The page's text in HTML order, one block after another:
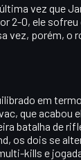
vez que
2-0, ele
vez, porém, o
em
, que acabou
batalha de
os dois se
kills e